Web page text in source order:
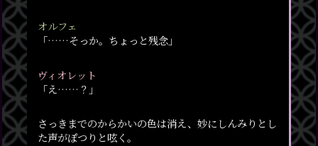
オルフェ
「……そっか。ちょっと残念」
ヴィオレット
「え……？」
さっきまでのからかいの色は消え、妙にしんみりとし
た声がぽつりと呟く。